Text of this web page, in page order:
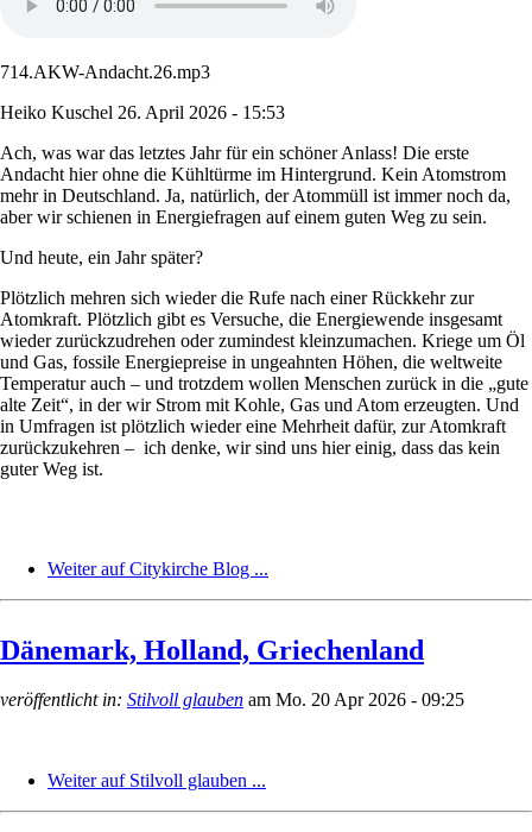
714.AKW-Andacht.26.mp3
Heiko Kuschel 26. April 2026 - 15:53
Ach, was war das letztes Jahr für ein schöner Anlass! Die erste
Andacht hier ohne die Kühltürme im Hintergrund. Kein Atomstrom
mehr in Deutschland. Ja, natürlich, der Atommüll ist immer noch da,
aber wir schienen in Energiefragen auf einem guten Weg zu sein.
Und heute, ein Jahr später?
Plötzlich mehren sich wieder die Rufe nach einer Rückkehr zur
Atomkraft. Plötzlich gibt es Versuche, die Energiewende insgesamt
wieder zurückzudrehen oder zumindest kleinzumachen. Kriege um Öl
und Gas, fossile Energiepreise in ungeahnten Höhen, die weltweite
Temperatur auch – und trotzdem wollen Menschen zurück in die „gute
alte Zeit“, in der wir Strom mit Kohle, Gas und Atom erzeugten. Und
in Umfragen ist plötzlich wieder eine Mehrheit dafür, zur Atomkraft
zurückzukehren – ich denke, wir sind uns hier einig, dass das kein
guter Weg ist.
Weiter auf Citykirche Blog ...
Dänemark, Holland, Griechenland
veröffentlicht in: Stilvoll glauben am Mo. 20 Apr 2026 - 09:25
Weiter auf Stilvoll glauben ...